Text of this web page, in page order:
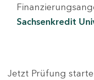
Sachsenkredit
Jetzt Prüfung